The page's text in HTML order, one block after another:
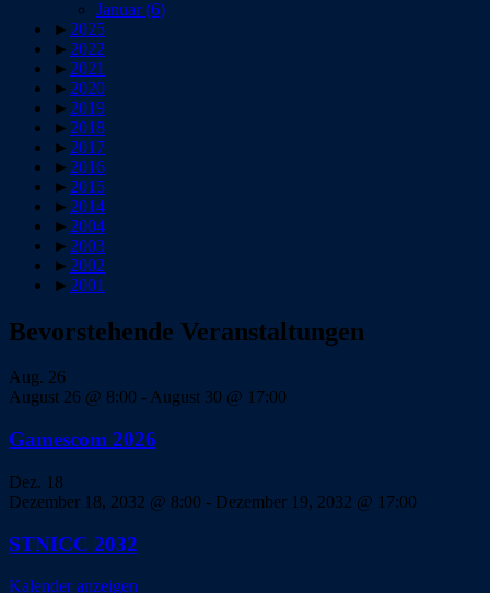
Januar(6)
► 2025
► 2022
► 2021
► 2020
► 2019
► 2018
► 2017
► 2016
► 2015
► 2014
► 2004
► 2003
► 2002
► 2001
Bevorstehende Veranstaltungen
Aug. 26
August 26 @ 8:00 -August 30 @ 17:00
Gamescom 2026
Dez. 18
Dezember 18, 2032 @ 8:00 - Dezember 19, 2032 @ 17:00
STNICC 2032
Kalender anzeigen